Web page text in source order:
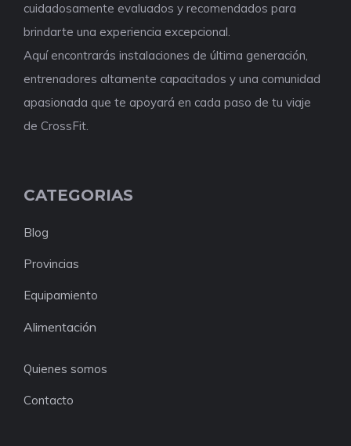
cuidadosamente evaluados y recomendados para
brindarte una experiencia excepcional.
Aquí encontrarás instalaciones de última generación,
entrenadores altamente capacitados y una comunidad
apasionada que te apoyará en cada paso de tu viaje
de CrossFit.
CATEGORIAS
Blog
Provincias
Equipamiento
Alimentación
Quienes somos
Contacto